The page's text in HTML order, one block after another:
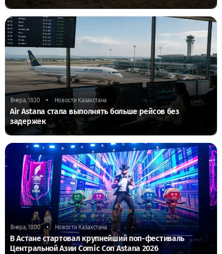
Вчера, 18:30 • Новости Казахстана
Air Astana стала выполнять больше рейсов без
задержек
Вчера, 18:00 • Новости Казахстана
В Астане стартовал крупнейший поп-фестиваль
Центральной Азии Comic Con Astana 2026